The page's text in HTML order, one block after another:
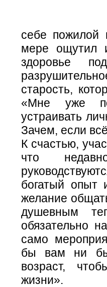
себе пожилой
мере
здоровье
старость,
«Мне уже
устраивать
Зачем, если
К счастью,
что
богатый опыт
желание
душевным
обязательно
само
бы вам ни
возраст,
жизни».